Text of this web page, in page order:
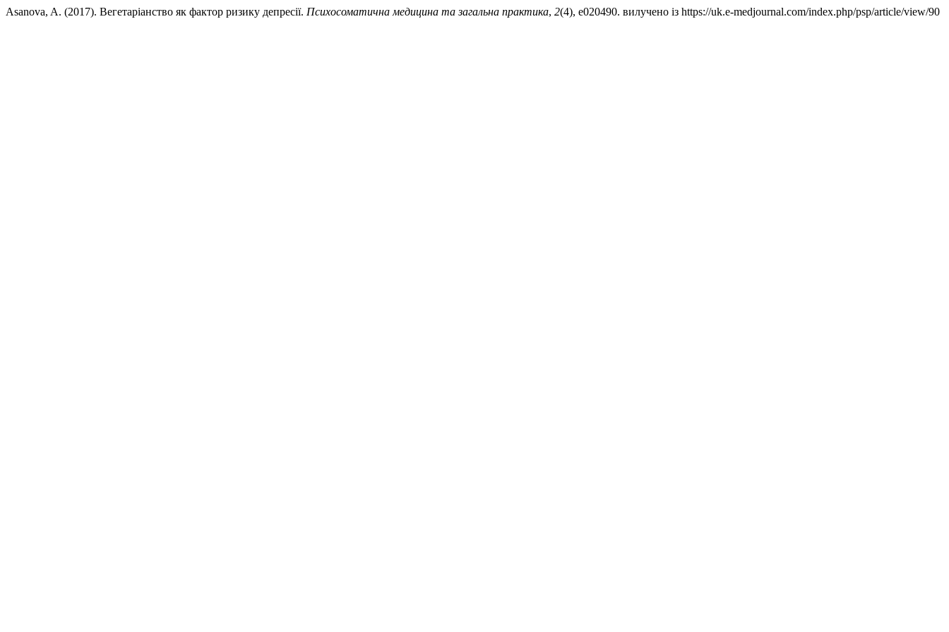
Asanova, A. (2017). Вегетаріанство як фактор ризику депресії. Психосоматична медицина та загальна практика, 2(4), e020490. вилучено із https://uk.e-medjournal.com/index.php/psp/article/view/90